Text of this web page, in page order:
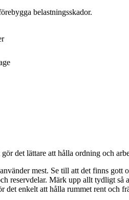
belastningsskador.
det lättare att hålla ordning och
mest. Se till att det finns gott
reservdelar. Märk upp allt tydligt så
det enkelt att hålla rummet rent och